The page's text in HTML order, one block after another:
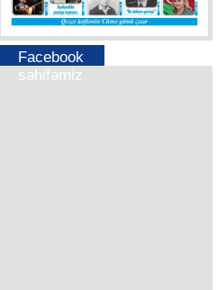
Facebook
səhifəmiz